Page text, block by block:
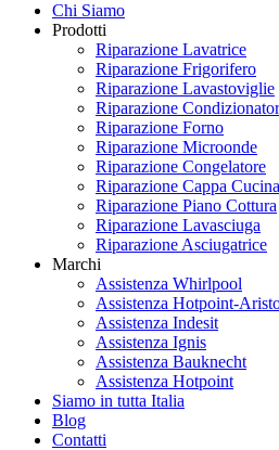
Chi Siamo
Prodotti
Riparazione Lavatrice
Riparazione Frigorifero
Riparazione Lavastoviglie
Riparazione
Riparazione Forno
Riparazione Microonde
Riparazione Congelatore
Riparazione Cappa Cucina
Riparazione Piano Cottura
Riparazione Lavasciuga
Riparazione Asciugatrice
Marchi
Assistenza Whirlpool
Assistenza Hotpoint-
Assistenza Indesit
Assistenza Ignis
Assistenza Bauknecht
Assistenza Hotpoint
Siamo in tutta Italia
Blog
Contatti